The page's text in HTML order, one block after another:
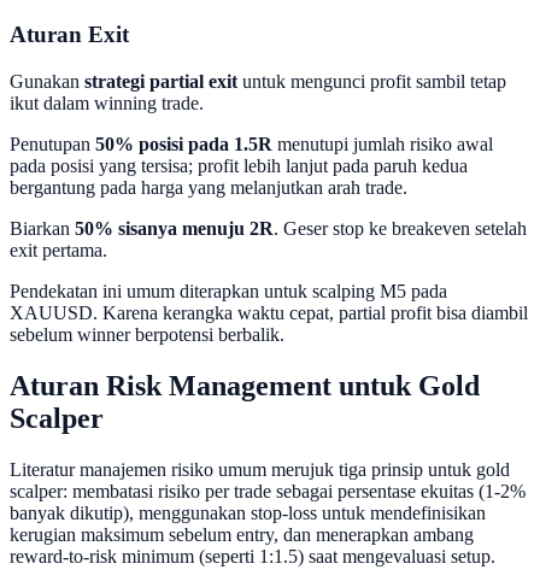
Aturan Exit
Gunakan strategi partial exit untuk mengunci profit sambil tetap
ikut dalam winning trade.
Penutupan 50% posisi pada 1.5R menutupi jumlah risiko awal
pada posisi yang tersisa; profit lebih lanjut pada paruh kedua
bergantung pada harga yang melanjutkan arah trade.
Biarkan 50% sisanya menuju 2R. Geser stop ke breakeven setelah
exit pertama.
Pendekatan ini umum diterapkan untuk scalping M5 pada
XAUUSD. Karena kerangka waktu cepat, partial profit bisa diambil
sebelum winner berpotensi berbalik.
Aturan Risk Management untuk Gold
Scalper
Literatur manajemen risiko umum merujuk tiga prinsip untuk gold
scalper: membatasi risiko per trade sebagai persentase ekuitas (1-2%
banyak dikutip), menggunakan stop-loss untuk mendefinisikan
kerugian maksimum sebelum entry, dan menerapkan ambang
reward-to-risk minimum (seperti 1:1.5) saat mengevaluasi setup.